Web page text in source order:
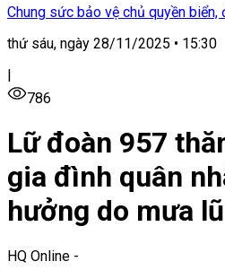
Chung sức bảo vệ chủ quyền biển,
thứ sáu, ngày 28/11/2025 • 15:30
|
786
Lữ đoàn 957
gia đình quân
hưởng do mưa lũ
HQ Online -